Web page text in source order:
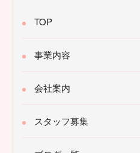
TOP
事業内容
会社案内
スタッフ募集